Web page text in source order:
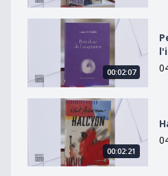
Petit éloge de
00:02:07
Halcyon
00:02:21